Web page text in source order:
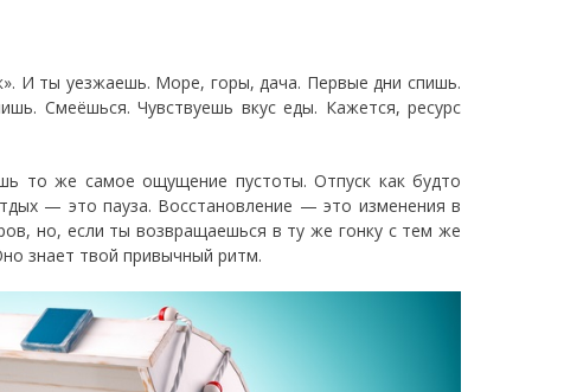
И ты уезжаешь. Море, горы, дача. Первые дни спишь.
Смеёшься. Чувствуешь вкус еды. Кажется, ресурс
то же самое ощущение пустоты. Отпуск как будто
— это пауза. Восстановление — это изменения в
но, если ты возвращаешься в ту же гонку с тем же
знает твой привычный ритм.